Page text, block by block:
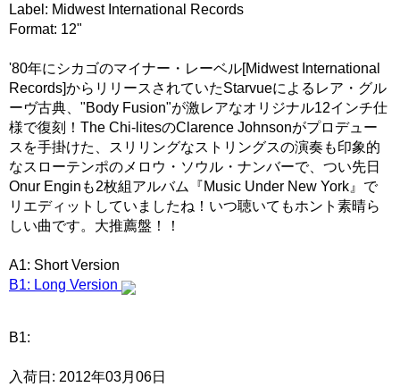
Label: Midwest International Records
Format: 12"
'80年にシカゴのマイナー・レーベル[Midwest International
Records]からリリースされていたStarvueによるレア・グル
ーヴ古典、"Body Fusion"が激レアなオリジナル12インチ仕
様で復刻！The Chi-litesのClarence Johnsonがプロデュー
スを手掛けた、スリリングなストリングスの演奏も印象的
なスローテンポのメロウ・ソウル・ナンバーで、つい先日
Onur Enginも2枚組アルバム『Music Under New York』で
リエディットしていましたね！いつ聴いてもホント素晴ら
しい曲です。大推薦盤！！
A1: Short Version
B1: Long Version
B1:
入荷日: 2012年03月06日